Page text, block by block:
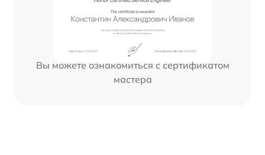
Вы можете ознакомиться с сертификатом
мастера